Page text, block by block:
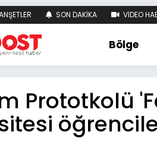
SON DAKİKA VİDEO
Bölge
Prototkolü